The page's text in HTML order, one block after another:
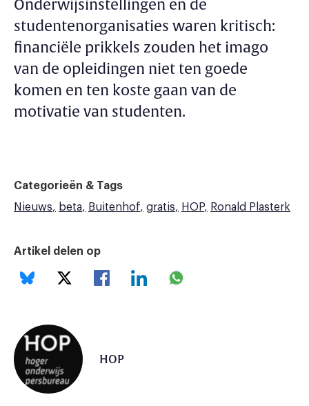
Onderwijsinstellingen en de
studentenorganisaties waren kritisch:
financiële prikkels zouden het imago
van de opleidingen niet ten goede
komen en ten koste gaan van de
motivatie van studenten.
Categorieën & Tags
Nieuws
beta Buitenhof gratis HOP Ronald Plasterk
Artikel delen op
HOP